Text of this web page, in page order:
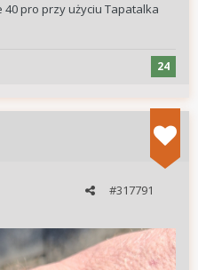
pro przy użyciu Tapatalka
24
#317791